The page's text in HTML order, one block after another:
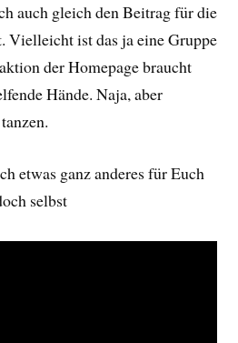
auch gleich den Beitrag für die
Vielleicht ist das ja eine Gruppe
der Homepage braucht
Hände. Naja, aber
etwas ganz anderes für Euch
selbst